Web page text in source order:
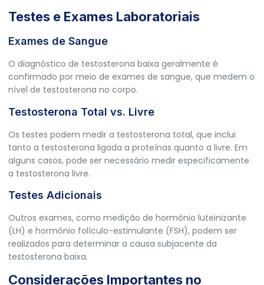
Testes e Exames Laboratoriais
Exames de Sangue
O diagnóstico de testosterona baixa geralmente é
confirmado por meio de exames de sangue, que medem o
nível de testosterona no corpo.
Testosterona Total vs. Livre
Os testes podem medir a testosterona total, que inclui
tanto a testosterona ligada a proteínas quanto a livre. Em
alguns casos, pode ser necessário medir especificamente
a testosterona livre.
Testes Adicionais
Outros exames, como medição de hormônio luteinizante
(LH) e hormônio folículo-estimulante (FSH), podem ser
realizados para determinar a causa subjacente da
testosterona baixa.
Considerações Importantes no